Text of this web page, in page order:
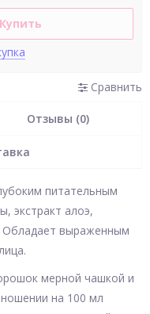
Купить
Сравнить
Отзывы (0)
питательным
экстракт алоэ,
Обладает выраженным
мерной чашкой и
на 100 мл